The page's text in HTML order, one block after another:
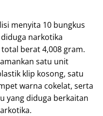
menyita 10 bungkus
narkotika
berat 4,008 gram.
satu unit
klip kosong, satu
warna cokelat, serta
yang diduga berkaitan